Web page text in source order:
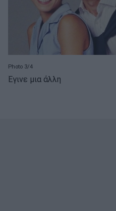
Photo 3/4
Έγινε μια άλλη